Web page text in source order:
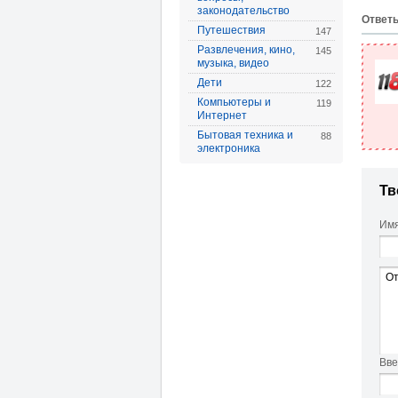
законодательство
Путешествия
147
Развлечения, кино,
музыка, видео
145
Дети 122
Компьютеры и
Интернет
119
Бытовая техника и
электроника
88